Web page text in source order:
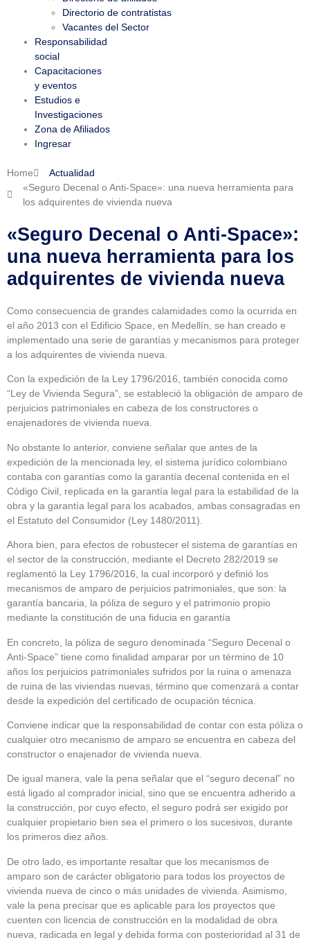
Directorio de contratistas
Vacantes del Sector
Responsabilidad
social
Capacitaciones
y eventos
Estudios e
Investigaciones
Zona de Afiliados
Ingresar
Home
Actualidad
«Seguro Decenal o Anti-Space»: una nueva herramienta para
los adquirentes de vivienda nueva
«Seguro Decenal o Anti-Space»:
una nueva herramienta para los
adquirentes de vivienda nueva
Como consecuencia de grandes calamidades como la ocurrida en
el año 2013 con el Edificio Space, en Medellín, se han creado e
implementado una serie de garantías y mecanismos para proteger
a los adquirentes de vivienda nueva.
Con la expedición de la Ley 1796/2016, también conocida como
“Ley de Vivienda Segura”, se estableció la obligación de amparo de
perjuicios patrimoniales en cabeza de los constructores o
enajenadores de vivienda nueva.
No obstante lo anterior, conviene señalar que antes de la
expedición de la mencionada ley, el sistema jurídico colombiano
contaba con garantías como la garantía decenal contenida en el
Código Civil, replicada en la garantía legal para la estabilidad de la
obra y la garantía legal para los acabados, ambas consagradas en
el Estatuto del Consumidor (Ley 1480/2011).
Ahora bien, para efectos de robustecer el sistema de garantías en
el sector de la construcción, mediante el Decreto 282/2019 se
reglamentó la Ley 1796/2016, la cual incorporó y definió los
mecanismos de amparo de perjuicios patrimoniales, que son: la
garantía bancaria, la póliza de seguro y el patrimonio propio
mediante la constitución de una fiducia en garantía
En concreto, la póliza de seguro denominada “Seguro Decenal o
Anti-Space” tiene como finalidad amparar por un término de 10
años los perjuicios patrimoniales sufridos por la ruina o amenaza
de ruina de las viviendas nuevas, término que comenzará a contar
desde la expedición del certificado de ocupación técnica.
Conviene indicar que la responsabilidad de contar con esta póliza o
cualquier otro mecanismo de amparo se encuentra en cabeza del
constructor o enajenador de vivienda nueva.
De igual manera, vale la pena señalar que el “seguro decenal” no
está ligado al comprador inicial, sino que se encuentra adherido a
la construcción, por cuyo efecto, el seguro podrá ser exigido por
cualquier propietario bien sea el primero o los sucesivos, durante
los primeros diez años.
De otro lado, es importante resaltar que los mecanismos de
amparo son de carácter obligatorio para todos los proyectos de
vivienda nueva de cinco o más unidades de vivienda. Asimismo,
vale la pena precisar que es aplicable para los proyectos que
cuenten con licencia de construcción en la modalidad de obra
nueva, radicada en legal y debida forma con posterioridad al 31 de